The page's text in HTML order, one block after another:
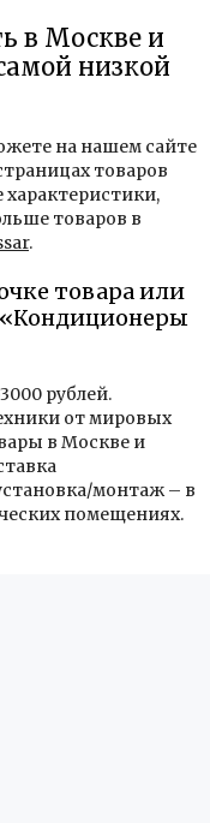
в Москве и
низкой
на нашем сайте
товаров
товаров в
.
товара или
«Кондиционеры
рублей.
от мировых
в Москве и
монтаж – в
помещениях.